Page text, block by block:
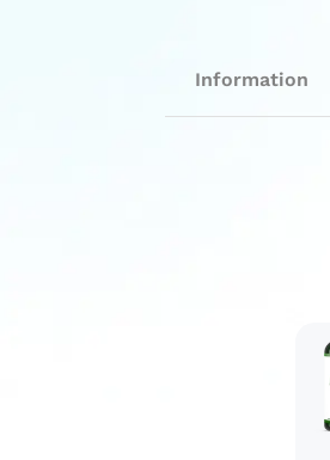
Information